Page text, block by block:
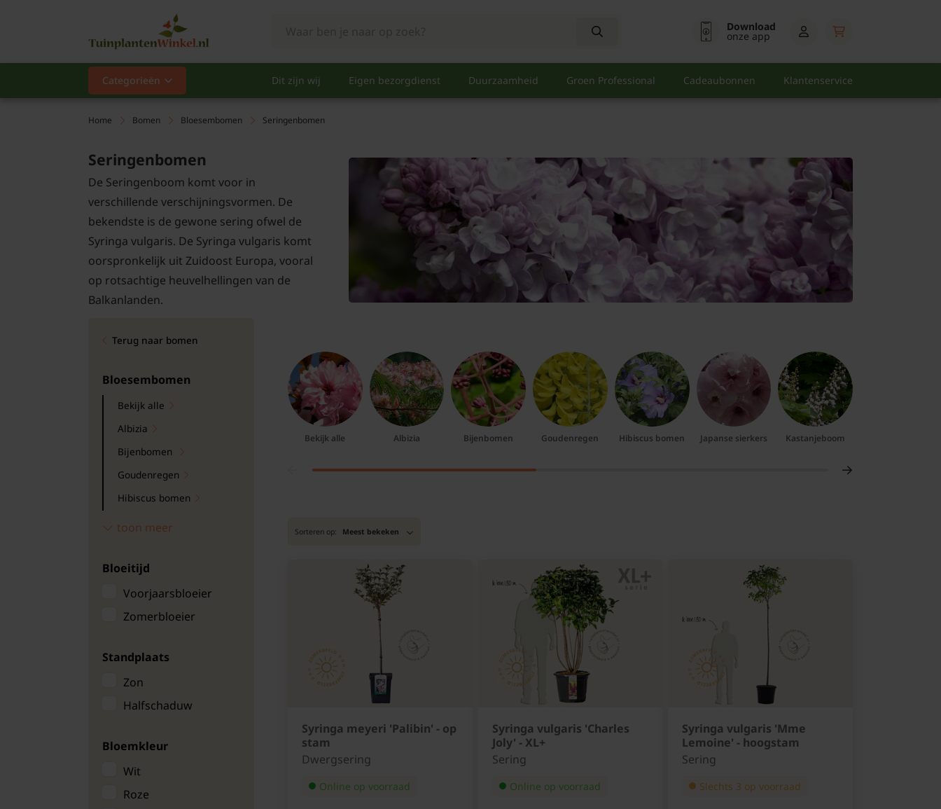
Download
onze app
Categorieën Dit zijn wij Eigen bezorgdienst Duurzaamheid Groen Professional Cadeaubonnen Klantenservice
Categorieën
Populair
Vaste planten
Heesters
Hagen
Klimplanten
Fruit
Tuinbenodigdheden
Bloempotten
Home Bomen Bloesembomen Seringenbomen
Seringenbomen
De Seringenboom komt voor in
verschillende verschijningsvormen. De
bekendste is de gewone sering ofwel de
Syringa vulgaris. De Syringa vulgaris komt
oorspronkelijk uit Zuidoost Europa, vooral
op rotsachtige heuvelhellingen van de
Balkanlanden.
Terug naar bomen
Bloesembomen
Bekijk alle
Albizia
Bijenbomen
Goudenregen
Hibiscus bomen
Kornoelje
Krentenboom
Lijsterbes
Meidoorn boom
Seringenbomen
Sierappel
Sneeuwklokjesboom
Styrax japonicus
toon meer
Bloeitijd
Voorjaarsbloeier
Zomerbloeier
Standplaats
Zon
Halfschaduw
Bloemkleur
Wit
Roze
Bekijk alle Albizia Bijenbomen Goudenregen Hibiscus bomen Japanse sierkers Kastanjeboom
Sorteren op: Meest bekeken
Syringa meyeri 'Palibin' - op
stam
Dwergsering
Online op voorraad
Syringa vulgaris 'Charles
Joly' - XL+
Sering
Online op voorraad
Syringa vulgaris 'Mme
Lemoine' - hoogstam
Sering
Slechts 3 op voorraad